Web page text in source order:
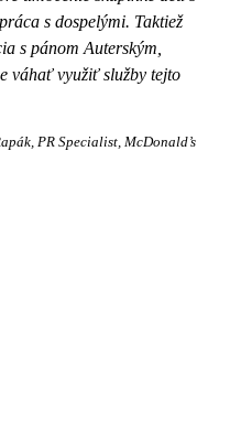
s dospelými. Taktiež
s pánom Auterským,
váhať využiť služby tejto
PR Specialist, McDonald’s